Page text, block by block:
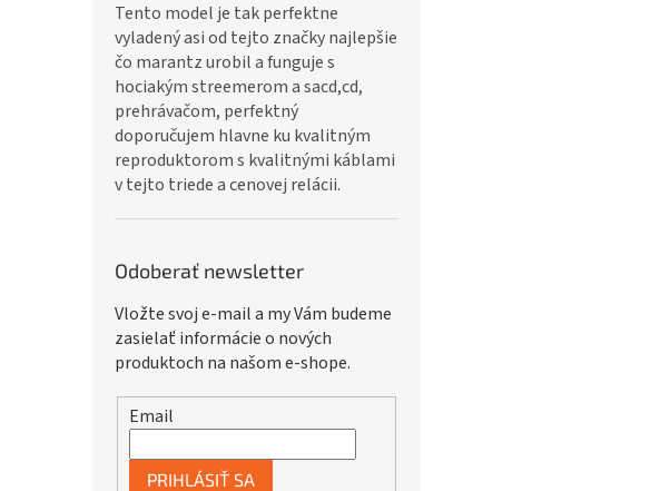
Tento model je tak perfektne
vyladený asi od tejto značky najlepšie
čo marantz urobil a funguje s
hociakým streemerom a sacd,cd,
prehrávačom, perfektný
doporučujem hlavne ku kvalitným
reproduktorom s kvalitnými káblami
v tejto triede a cenovej relácii.
Odoberať newsletter
Vložte svoj e-mail a my Vám budeme
zasielať informácie o nových
produktoch na našom e-shope.
Email
PRIHLÁSIŤ SA